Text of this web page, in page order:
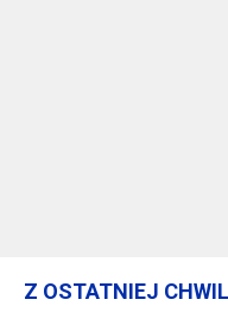
Z OSTATNIEJ